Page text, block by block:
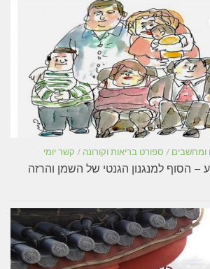
ומחשבים / ספורט בריאות וקורונה / קשר יומי
הסוף למנגנון הגנטי של השמן והרזה